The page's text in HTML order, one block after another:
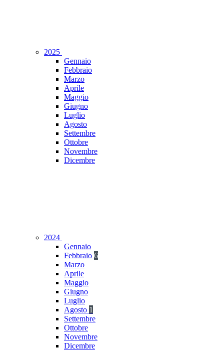
2025
Gennaio
Febbraio
Marzo
Aprile
Maggio
Giugno
Luglio
Agosto
Settembre
Ottobre
Novembre
Dicembre
2024
Gennaio
Febbraio 6
Marzo
Aprile
Maggio
Giugno
Luglio
Agosto 1
Settembre
Ottobre
Novembre
Dicembre